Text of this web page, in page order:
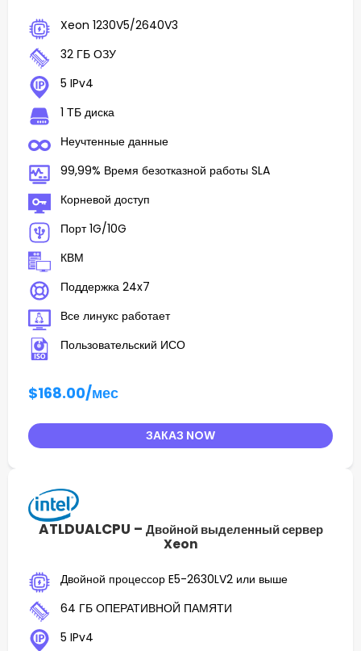
Xeon 1230V5/2640V3
32 ГБ ОЗУ
5 IPv4
1 ТБ диска
Неучтенные данные
99,99% Время безотказной работы SLA
Корневой доступ
Порт 1G/10G
КВМ
Поддержка 24x7
Все линукс работает
Пользовательский ИСО
$168.00/мес
ЗАКАЗ NOW
ATLDUALCPU – Двойной выделенный сервер
Xeon
Двойной процессор E5-2630LV2 или выше
64 ГБ ОПЕРАТИВНОЙ ПАМЯТИ
5 IPv4